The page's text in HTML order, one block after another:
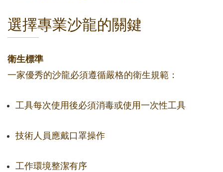
選擇專業沙龍的關鍵
衛生標準
一家優秀的沙龍必須遵循嚴格的衛生規範：
工具每次使用後必須消毒或使用一次性工具
技術人員應戴口罩操作
工作環境整潔有序